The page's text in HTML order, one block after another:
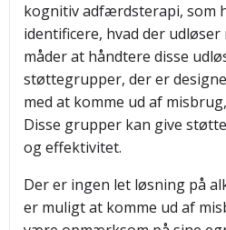
kognitiv adfærdsterapi, som
identificere, hvad der
måder at håndtere disse
støttegrupper, der er
med at komme ud af
Disse grupper kan give
og effektivitet.
Der er ingen let løsning på
er muligt at komme ud af